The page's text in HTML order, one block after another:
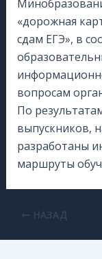
«дорожная
сдам ЕГЭ», в
вопросам
По
выпускников,
разработаны
маршруты
НАЗАД